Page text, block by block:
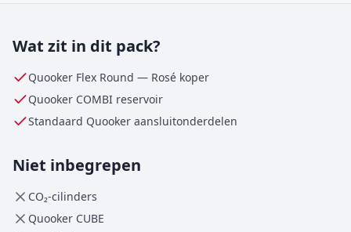
Wat zit in dit pack?
Quooker Flex Round — Rosé koper
Quooker COMBI reservoir
Standaard Quooker aansluitonderdelen
Niet inbegrepen
CO₂-cilinders
Quooker CUBE